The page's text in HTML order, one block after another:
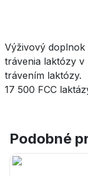
Výživový doplnok
trávenia laktózy v
trávením laktózy.
17 500 FCC
Podobné